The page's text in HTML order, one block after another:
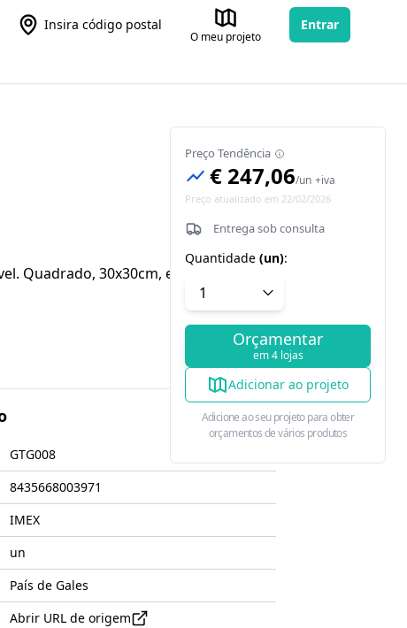
Insira código postal
O meu projeto
Entrar
Quadrado, 30x30cm, extraplano,
GTG008
8435668003971
IMEX
un
País de Gales
Abrir URL de origem
Preço Tendência
€ 247,06/un +iva
Preço atualizado em 22/02/2026
Entrega sob consulta
Quantidade (un):
Orçamentar
em 4 lojas
Adicionar ao projeto
Adicione ao seu projeto para obter
orçamentos de vários produtos